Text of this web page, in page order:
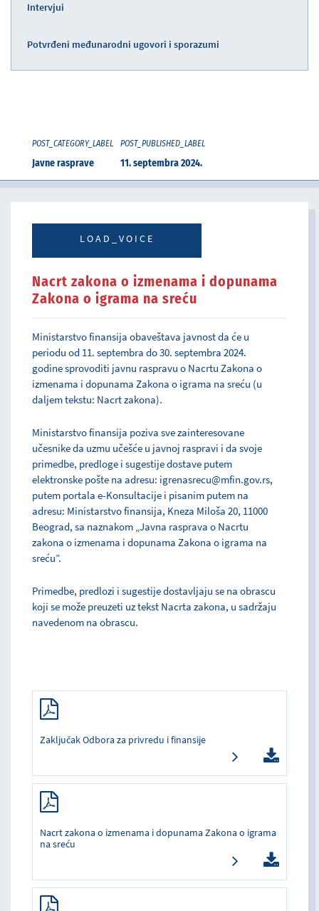
Intervjui
Potvrđeni međunarodni ugovori i sporazumi
POST_CATEGORY_LABEL
Javne rasprave
POST_PUBLISHED_LABEL
11. septembra 2024.
LOAD_VOICE
Nacrt zakona o izmenama i dopunama
Zakona o igrama na sreću
Ministarstvo finansija obaveštava javnost da će u
periodu od 11. septembra do 30. septembra 2024.
godine sprovoditi javnu raspravu o Nacrtu Zakona o
izmenama i dopunama Zakona o igrama na sreću (u
daljem tekstu: Nacrt zakona).
Ministarstvo finansija poziva sve zainteresovane
učesnike da uzmu učešće u javnoj raspravi i da svoje
primedbe, predloge i sugestije dostave putem
elektronske pošte na adresu: igrenasrecu@mfin.gov.rs,
putem portala e-Konsultacije i pisanim putem na
adresu: Ministarstvo finansija, Kneza Miloša 20, 11000
Beograd, sa naznakom „Javna rasprava o Nacrtu
zakona o izmenama i dopunama Zakona o igrama na
sreću”.
Primedbe, predlozi i sugestije dostavljaju se na obrascu
koji se može preuzeti uz tekst Nacrta zakona, u sadržaju
navedenom na obrascu.
Zaključak Odbora za privredu i finansije
Nacrt zakona o izmenama i dopunama Zakona o igrama
na sreću